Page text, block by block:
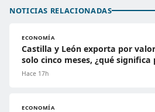
NOTICIAS RELACIONADAS
ECONOMÍA
Castilla y León exporta por
solo cinco meses, ¿qué significa
Hace 17h
ECONOMÍA